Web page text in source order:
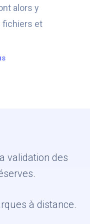
alors y
fichiers et
validation des
à distance.